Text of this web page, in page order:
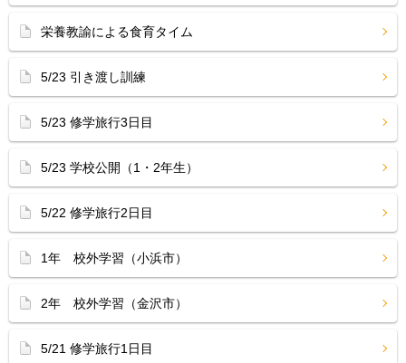
栄養教諭による食育タイム
5/23 引き渡し訓練
5/23 修学旅行3日目
5/23 学校公開（1・2年生）
5/22 修学旅行2日目
1年 校外学習（小浜市）
2年 校外学習（金沢市）
5/21 修学旅行1日目